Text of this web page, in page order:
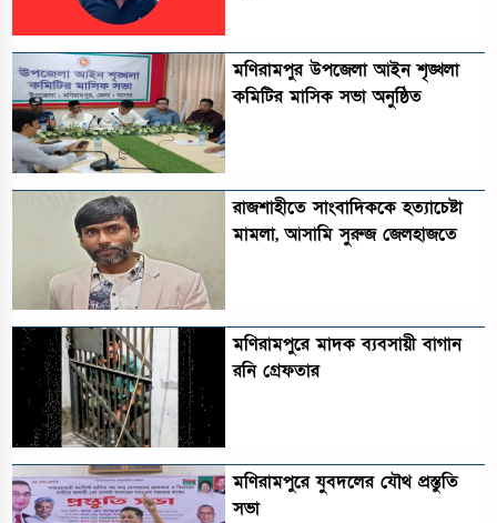
মণিরামপুর উপজেলা আইন শৃঙ্খলা
কমিটির মাসিক সভা অনুষ্ঠিত‎‎
রাজশাহীতে সাংবাদিককে হত্যাচেষ্টা
মামলা, আসামি সুরুজ জেলহাজতে
মণিরামপুরে মাদক ব্যবসায়ী বাগান
রনি গ্রেফতার
মণিরামপুরে যুবদলের যৌথ প্রস্তুতি
সভা